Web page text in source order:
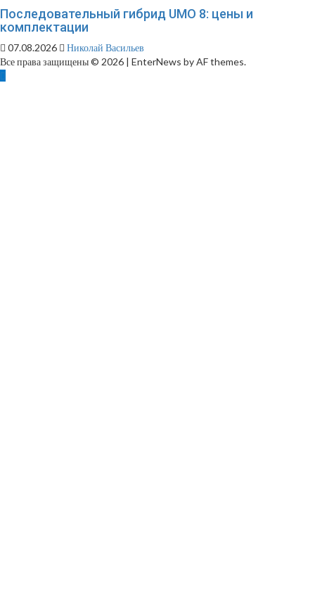
Последовательный гибрид UMO 8: цены и
комплектации
07.08.2026
Николай Васильев
Все права защищены © 2026
EnterNews by AF themes.